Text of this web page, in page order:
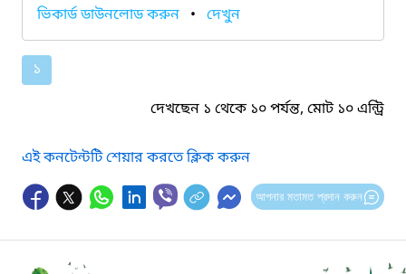
ভিকার্ড ডাউনলোড করুন • দেখুন
১
দেখছেন ১ থেকে ১০ পর্যন্ত, মোট ১০ এন্ট্রি
এই কনটেন্টটি শেয়ার করতে ক্লিক করুন
আপনার মতামত প্রদান করুন